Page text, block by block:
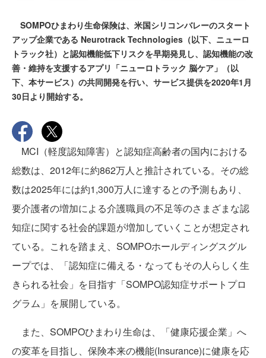
SOMPOひまわり生命保険は、米国シリコンバレーのスタート
アップ企業である Neurotrack Technologies（以下、ニューロ
トラック社）と認知機能低下リスクを早期発見し、認知機能の改
善・維持を支援するアプリ「ニューロトラック 脳ケア」（以
下、本サービス）の共同開発を行い、サービス提供を2020年1月
30日より開始する。
MCI（軽度認知障害）と認知症高齢者の国内における
総数は、2012年に約862万人と推計されている。その総
数は2025年には約1,300万人に達するとの予測もあり、
要介護者の増加による介護職員の不足等のさまざまな認
知症に関する社会的課題が増加していくことが想定され
ている。これを踏まえ、SOMPOホールディングスグル
ープでは、「認知症に備える・なってもその人らしく生
きられる社会」を目指す「SOMPO認知症サポートプロ
グラム」を展開している。
また、SOMPOひまわり生命は、「健康応援企業」へ
の変革を目指し、保険本来の機能(Insurance)に健康を応